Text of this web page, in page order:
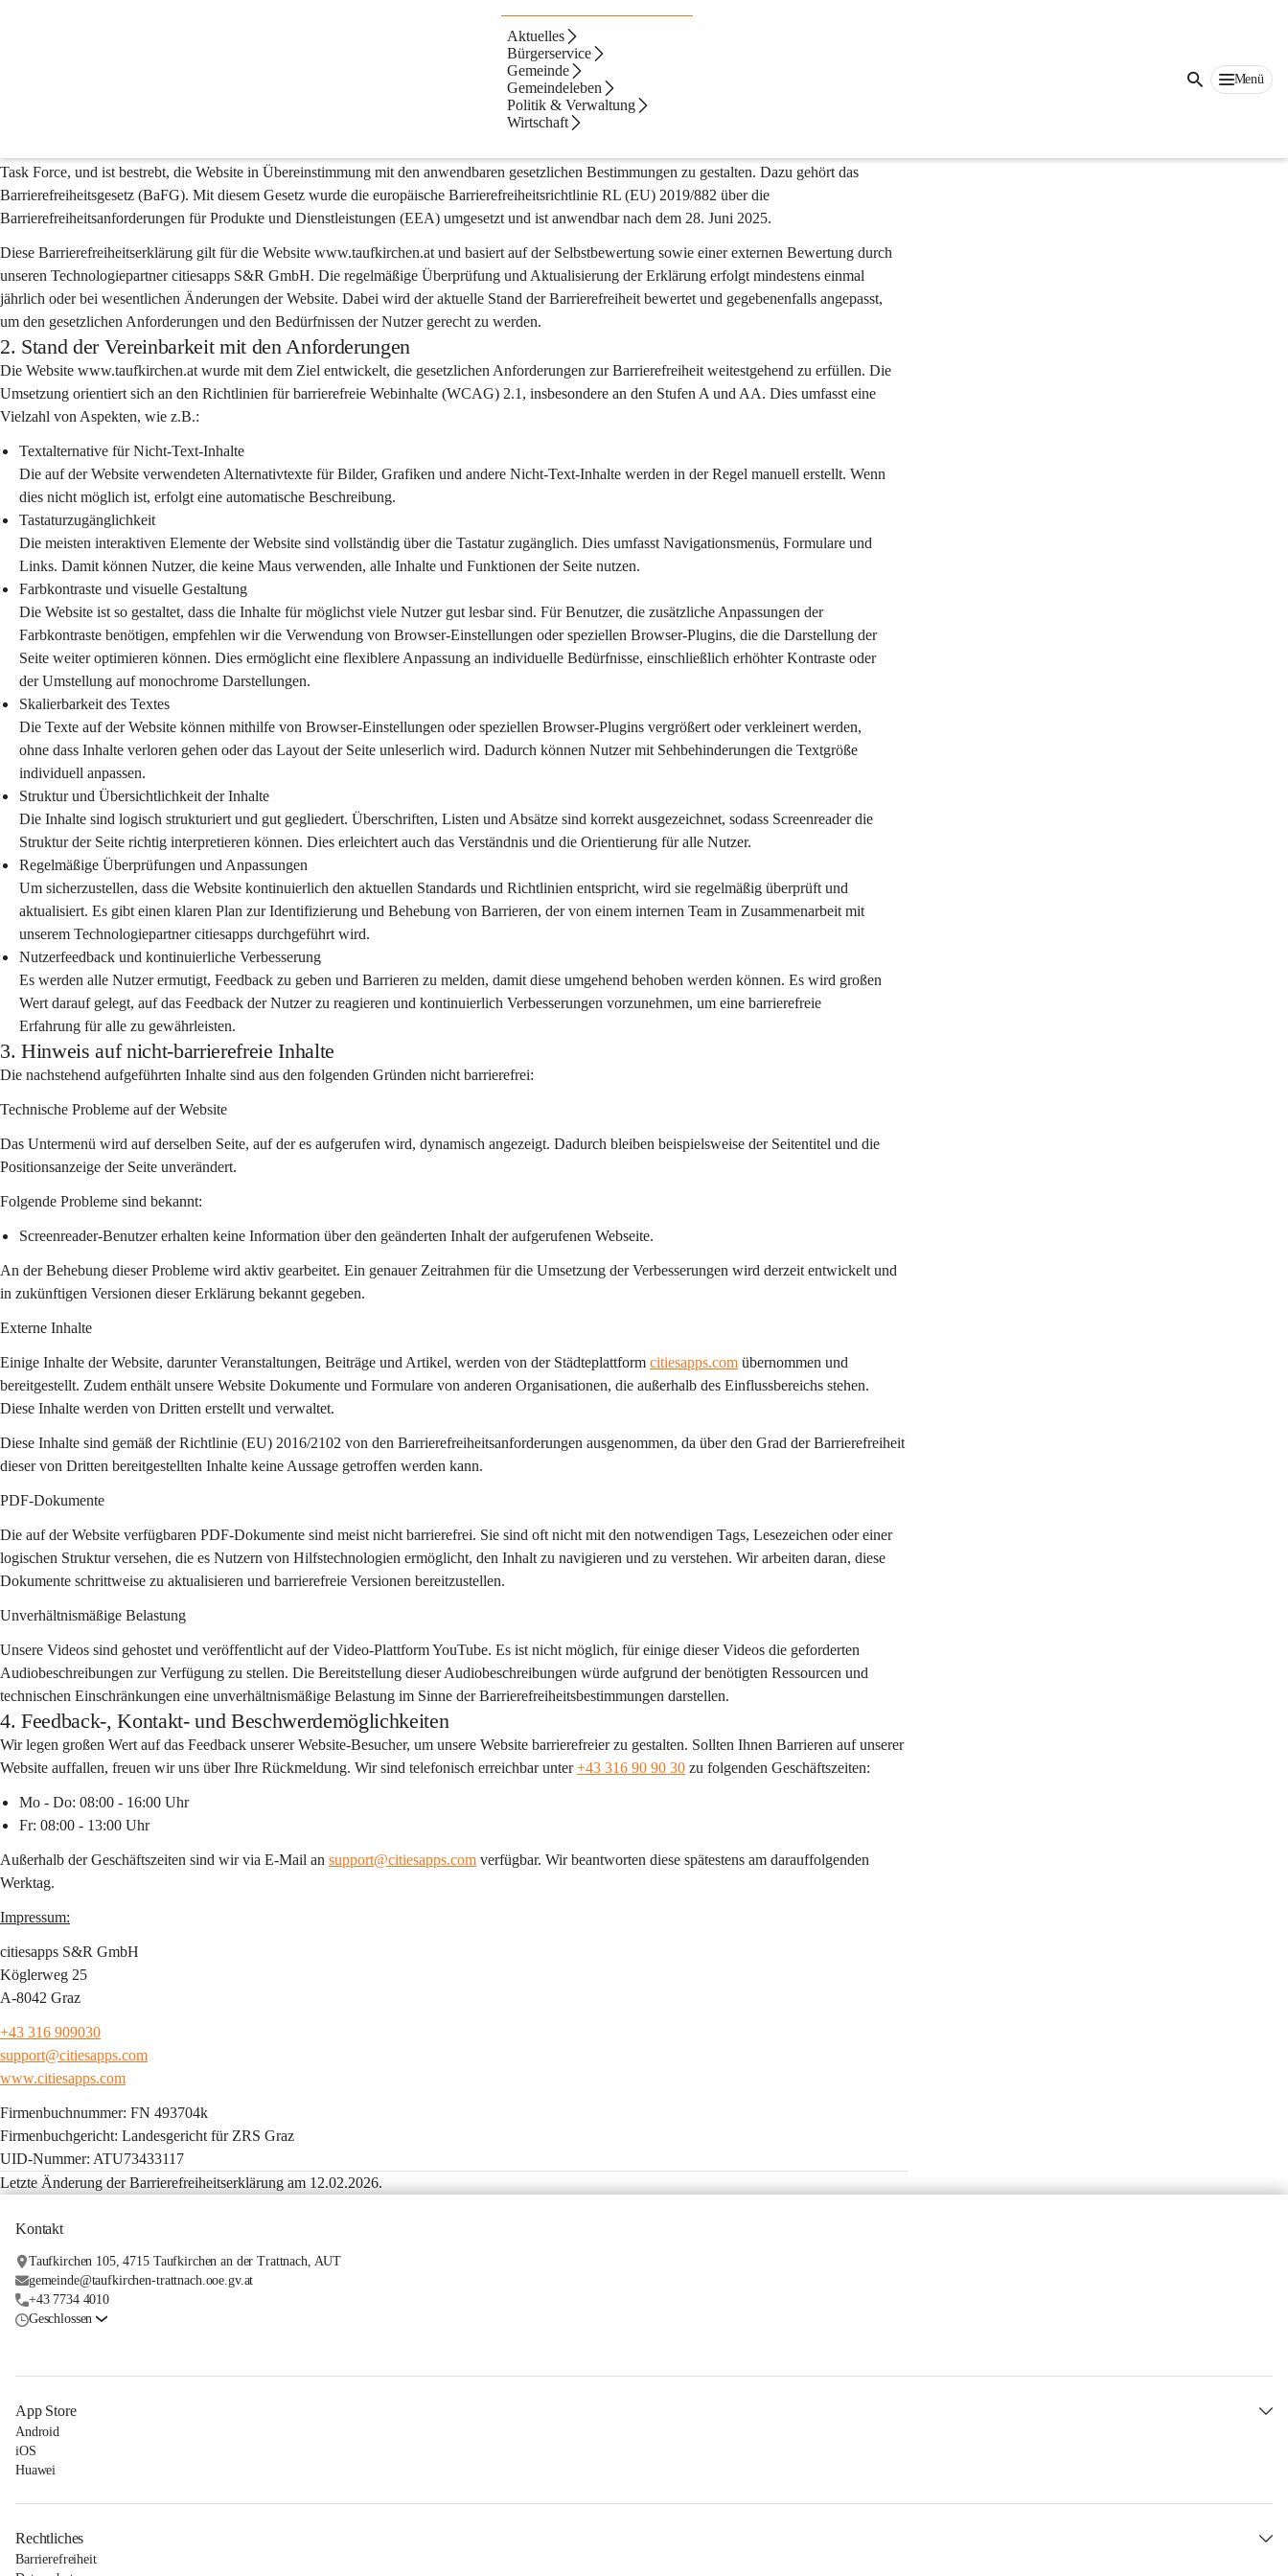
Aktuelles
Bürgerservice
Gemeinde
Gemeindeleben
Politik & Verwaltung
Wirtschaft
Menü
Barrierefreiheitserklärung der Website
Gemeinsam mit dem Technologiepartner citiesapps wird ein höchstmöglicher Grad an Barrierefreiheit für die Website www.taufkirchen.at angestrebt.
Task Force, und ist bestrebt, die Website in Übereinstimmung mit den anwendbaren gesetzlichen Bestimmungen zu gestalten. Dazu gehört das
Barrierefreiheitsgesetz (BaFG). Mit diesem Gesetz wurde die europäische Barrierefreiheitsrichtlinie RL (EU) 2019/882 über die
Barrierefreiheitsanforderungen für Produkte und Dienstleistungen (EEA) umgesetzt und ist anwendbar nach dem 28. Juni 2025.
Diese Barrierefreiheitserklärung gilt für die Website www.taufkirchen.at und basiert auf der Selbstbewertung sowie einer externen Bewertung durch
unseren Technologiepartner citiesapps S&R GmbH. Die regelmäßige Überprüfung und Aktualisierung der Erklärung erfolgt mindestens einmal
jährlich oder bei wesentlichen Änderungen der Website. Dabei wird der aktuelle Stand der Barrierefreiheit bewertet und gegebenenfalls angepasst,
um den gesetzlichen Anforderungen und den Bedürfnissen der Nutzer gerecht zu werden.
2. Stand der Vereinbarkeit mit den Anforderungen
Die Website www.taufkirchen.at wurde mit dem Ziel entwickelt, die gesetzlichen Anforderungen zur Barrierefreiheit weitestgehend zu erfüllen. Die
Umsetzung orientiert sich an den Richtlinien für barrierefreie Webinhalte (WCAG) 2.1, insbesondere an den Stufen A und AA. Dies umfasst eine
Vielzahl von Aspekten, wie z.B.:
Textalternative für Nicht-Text-Inhalte
Die auf der Website verwendeten Alternativtexte für Bilder, Grafiken und andere Nicht-Text-Inhalte werden in der Regel manuell erstellt. Wenn
dies nicht möglich ist, erfolgt eine automatische Beschreibung.
Tastaturzugänglichkeit
Die meisten interaktiven Elemente der Website sind vollständig über die Tastatur zugänglich. Dies umfasst Navigationsmenüs, Formulare und
Links. Damit können Nutzer, die keine Maus verwenden, alle Inhalte und Funktionen der Seite nutzen.
Farbkontraste und visuelle Gestaltung
Die Website ist so gestaltet, dass die Inhalte für möglichst viele Nutzer gut lesbar sind. Für Benutzer, die zusätzliche Anpassungen der
Farbkontraste benötigen, empfehlen wir die Verwendung von Browser-Einstellungen oder speziellen Browser-Plugins, die die Darstellung der
Seite weiter optimieren können. Dies ermöglicht eine flexiblere Anpassung an individuelle Bedürfnisse, einschließlich erhöhter Kontraste oder
der Umstellung auf monochrome Darstellungen.
Skalierbarkeit des Textes
Die Texte auf der Website können mithilfe von Browser-Einstellungen oder speziellen Browser-Plugins vergrößert oder verkleinert werden,
ohne dass Inhalte verloren gehen oder das Layout der Seite unleserlich wird. Dadurch können Nutzer mit Sehbehinderungen die Textgröße
individuell anpassen.
Struktur und Übersichtlichkeit der Inhalte
Die Inhalte sind logisch strukturiert und gut gegliedert. Überschriften, Listen und Absätze sind korrekt ausgezeichnet, sodass Screenreader die
Struktur der Seite richtig interpretieren können. Dies erleichtert auch das Verständnis und die Orientierung für alle Nutzer.
Regelmäßige Überprüfungen und Anpassungen
Um sicherzustellen, dass die Website kontinuierlich den aktuellen Standards und Richtlinien entspricht, wird sie regelmäßig überprüft und
aktualisiert. Es gibt einen klaren Plan zur Identifizierung und Behebung von Barrieren, der von einem internen Team in Zusammenarbeit mit
unserem Technologiepartner citiesapps durchgeführt wird.
Nutzerfeedback und kontinuierliche Verbesserung
Es werden alle Nutzer ermutigt, Feedback zu geben und Barrieren zu melden, damit diese umgehend behoben werden können. Es wird großen
Wert darauf gelegt, auf das Feedback der Nutzer zu reagieren und kontinuierlich Verbesserungen vorzunehmen, um eine barrierefreie
Erfahrung für alle zu gewährleisten.
3. Hinweis auf nicht-barrierefreie Inhalte
Die nachstehend aufgeführten Inhalte sind aus den folgenden Gründen nicht barrierefrei:
Technische Probleme auf der Website
Das Untermenü wird auf derselben Seite, auf der es aufgerufen wird, dynamisch angezeigt. Dadurch bleiben beispielsweise der Seitentitel und die
Positionsanzeige der Seite unverändert.
Folgende Probleme sind bekannt:
Screenreader-Benutzer erhalten keine Information über den geänderten Inhalt der aufgerufenen Webseite.
An der Behebung dieser Probleme wird aktiv gearbeitet. Ein genauer Zeitrahmen für die Umsetzung der Verbesserungen wird derzeit entwickelt und
in zukünftigen Versionen dieser Erklärung bekannt gegeben.
Externe Inhalte
Einige Inhalte der Website, darunter Veranstaltungen, Beiträge und Artikel, werden von der Städteplattform citiesapps.com übernommen und
bereitgestellt. Zudem enthält unsere Website Dokumente und Formulare von anderen Organisationen, die außerhalb des Einflussbereichs stehen.
Diese Inhalte werden von Dritten erstellt und verwaltet.
Diese Inhalte sind gemäß der Richtlinie (EU) 2016/2102 von den Barrierefreiheitsanforderungen ausgenommen, da über den Grad der Barrierefreiheit
dieser von Dritten bereitgestellten Inhalte keine Aussage getroffen werden kann.
PDF-Dokumente
Die auf der Website verfügbaren PDF-Dokumente sind meist nicht barrierefrei. Sie sind oft nicht mit den notwendigen Tags, Lesezeichen oder einer
logischen Struktur versehen, die es Nutzern von Hilfstechnologien ermöglicht, den Inhalt zu navigieren und zu verstehen. Wir arbeiten daran, diese
Dokumente schrittweise zu aktualisieren und barrierefreie Versionen bereitzustellen.
Unverhältnismäßige Belastung
Unsere Videos sind gehostet und veröffentlicht auf der Video-Plattform YouTube. Es ist nicht möglich, für einige dieser Videos die geforderten
Audiobeschreibungen zur Verfügung zu stellen. Die Bereitstellung dieser Audiobeschreibungen würde aufgrund der benötigten Ressourcen und
technischen Einschränkungen eine unverhältnismäßige Belastung im Sinne der Barrierefreiheitsbestimmungen darstellen.
4. Feedback-, Kontakt- und Beschwerdemöglichkeiten
Wir legen großen Wert auf das Feedback unserer Website-Besucher, um unsere Website barrierefreier zu gestalten. Sollten Ihnen Barrieren auf unserer
Website auffallen, freuen wir uns über Ihre Rückmeldung. Wir sind telefonisch erreichbar unter +43 316 90 90 30 zu folgenden Geschäftszeiten:
Mo - Do: 08:00 - 16:00 Uhr
Fr: 08:00 - 13:00 Uhr
Außerhalb der Geschäftszeiten sind wir via E-Mail an support@citiesapps.com verfügbar. Wir beantworten diese spätestens am darauffolgenden
Werktag.
Impressum:
citiesapps S&R GmbH
Köglerweg 25
A-8042 Graz
+43 316 909030
support@citiesapps.com
www.citiesapps.com
Firmenbuchnummer: FN 493704k
Firmenbuchgericht: Landesgericht für ZRS Graz
UID-Nummer: ATU73433117
Letzte Änderung der Barrierefreiheitserklärung am 12.02.2026.
Kontakt
Taufkirchen 105, 4715 Taufkirchen an der Trattnach, AUT
gemeinde@taufkirchen-trattnach.ooe.gv.at
+43 7734 4010
Geschlossen
App Store
Android
iOS
Huawei
Rechtliches
Barrierefreiheit